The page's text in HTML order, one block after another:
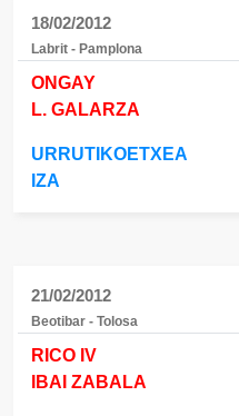
18/02/2012
Labrit - Pamplona
ONGAY
L. GALARZA
URRUTIKOETXEA
IZA
21/02/2012
Beotibar - Tolosa
RICO IV
IBAI ZABALA